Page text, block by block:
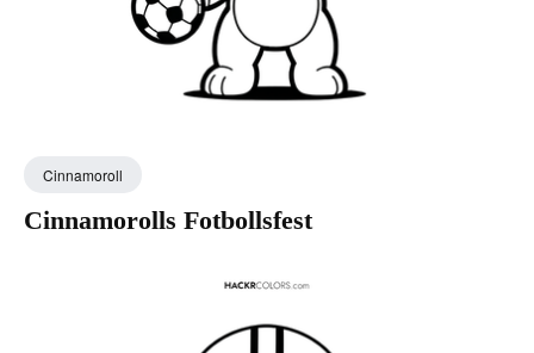
Cinnamoroll
Cinnamorolls Fotbollsfest